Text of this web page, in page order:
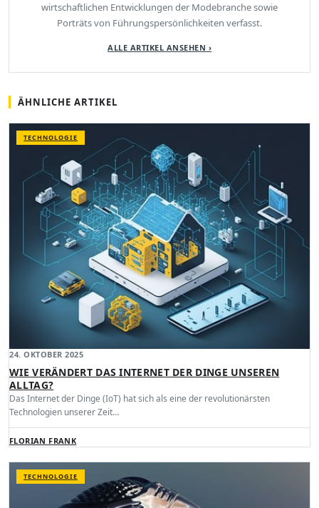
wirtschaftlichen Entwicklungen der Modebranche sowie
Porträts von Führungspersönlichkeiten verfasst.
ALLE ARTIKEL ANSEHEN ›
ÄHNLICHE ARTIKEL
TECHNOLOGIE
24. OKTOBER 2025
WIE VERÄNDERT DAS INTERNET DER DINGE UNSEREN
ALLTAG?
Das Internet der Dinge (IoT) hat sich als eine der revolutionärsten
Technologien unserer Zeit…
FLORIAN FRANK
TECHNOLOGIE